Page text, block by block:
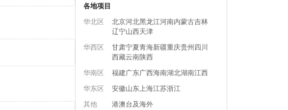
各地项目
华北区
北京河北黑龙江河南内蒙古吉林
辽宁山西天津
华西区
甘肃宁夏青海新疆重庆贵州四川
西藏云南陕西
华南区
福建广东广西海南湖北湖南江西
华东区
安徽山东上海江苏浙江
其他
港澳台及海外